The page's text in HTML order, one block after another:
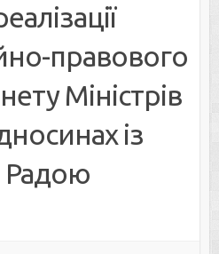
правового
Міністрів
із
Радою